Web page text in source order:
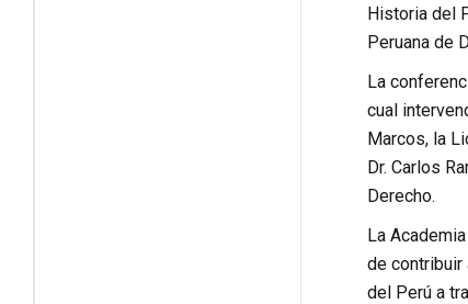
Historia del
Peruana de
La
cual
Marcos, la
Dr. Carlos
Derecho.
La
de
del Perú a